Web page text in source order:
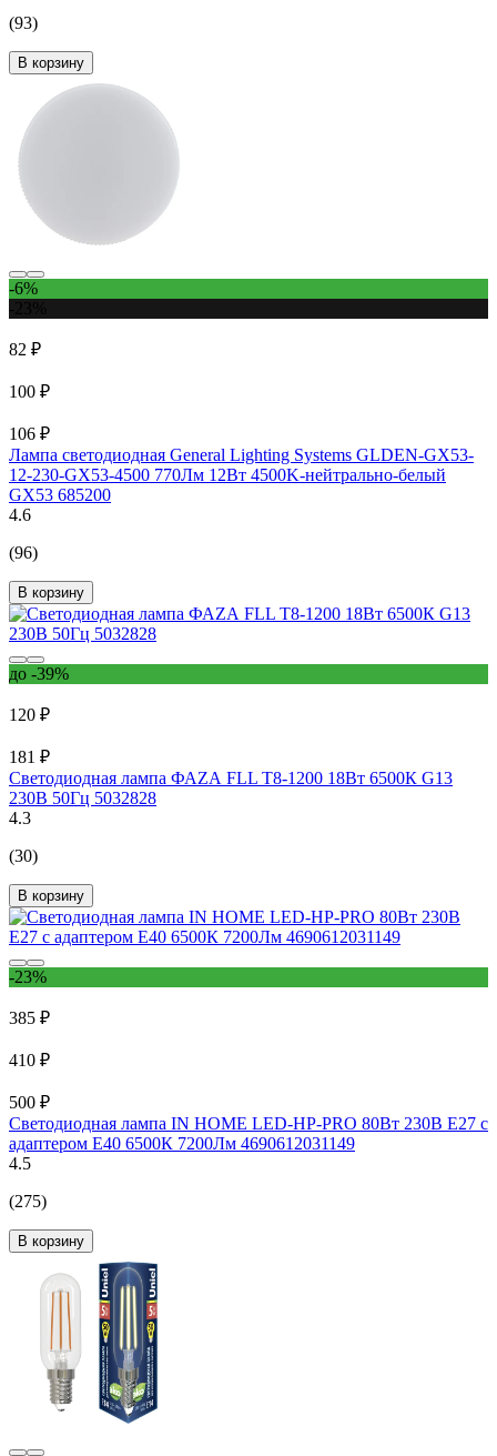
(93)
В корзину
-6%
82 ₽
100 ₽
106 ₽
Лампа светодиодная General Lighting Systems GLDEN-GX53-
12-230-GX53-4500 770Лм 12Вт 4500K-нейтрально-белый
GX53 685200
4.6
(96)
В корзину
до -39%
120 ₽
181 ₽
Светодиодная лампа ФАZА FLL T8-1200 18Вт 6500К G13
230В 50Гц 5032828
4.3
(30)
В корзину
-23%
385 ₽
410 ₽
500 ₽
Светодиодная лампа IN HOME LED-HP-PRO 80Вт 230В E27 с
адаптером Е40 6500К 7200Лм 4690612031149
4.5
(275)
В корзину